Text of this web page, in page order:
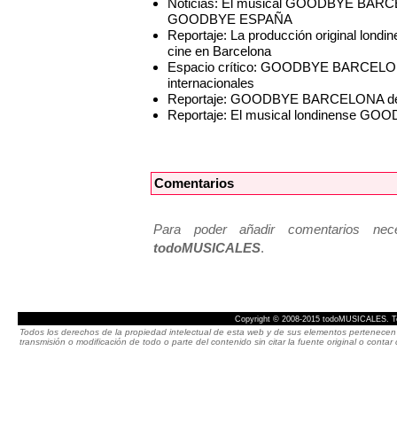
Noticias: El musical GOODBYE
GOODBYE ESPAÑA
Reportaje: La producción original
cine en Barcelona
Espacio crítico: GOODBYE
internacionales
Reportaje: GOODBYE BARCELONA
Reportaje: El musical londinense
Comentarios
Para poder añadir comentarios
todoMUSICALES.
Copyright © 2008-2015 todoMUSICALES.
Todos los derechos de la propiedad intelectual de esta web y de sus elementos
transmisión o modificación de todo o parte del contenido sin citar la fuente original o